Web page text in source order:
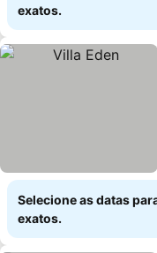
exatos.
Selecione as datas
exatos.